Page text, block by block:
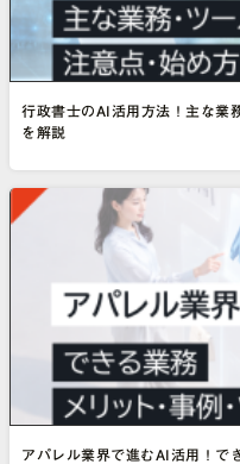
行政書士のAI活用方法！主な業
を解説
アパレル業界で進むAI活用！で